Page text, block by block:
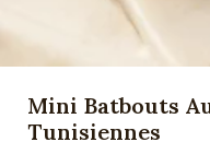
Mini Batbouts
Tunisiennes